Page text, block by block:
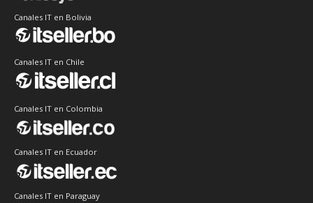
Canales IT en Bolivia
Canales IT en Chile
Canales IT en Colombia
Canales IT en Ecuador
Canales IT en Paraguay